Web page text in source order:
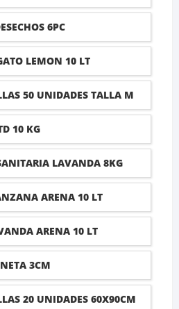
6PC
LEMON 10 LT
50 UNIDADES TALLA M
10 KG
LAVANDA 8KG
ARENA 10 LT
ARENA 10 LT
3CM
20 UNIDADES 60X90CM